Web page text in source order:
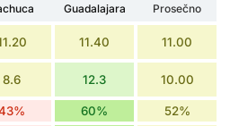
Guadalajara
Prosečno
11.40 11.00
8.6 12.3 10.00
60% 52%